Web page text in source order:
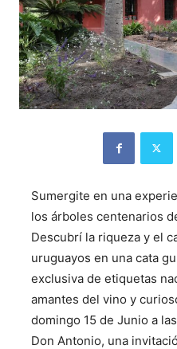
Sumergite en una
los árboles centenarios
Descubrí la riqueza y el
uruguayos en una cata
exclusiva de etiquetas
amantes del vino y
domingo 15 de Junio a
Don Antonio, una